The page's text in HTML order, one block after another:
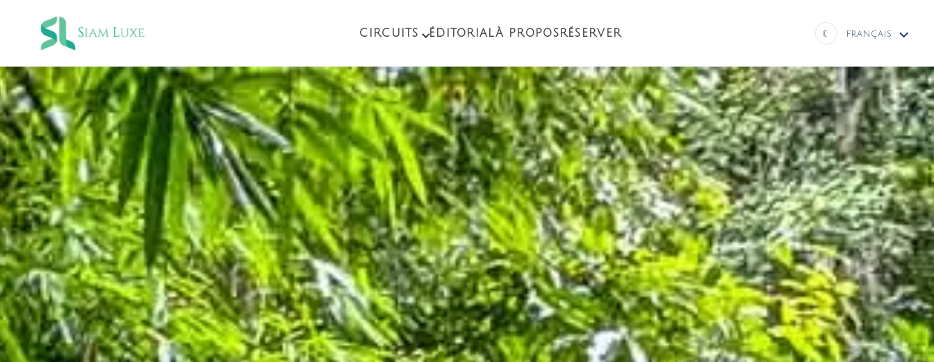
CIRCUITS
CIRCUITS
EXCURSIONS
LUXE ESCAPES
ÉDITORIALÀ PROPOS RÉSERVER ☾ FRANÇAIS